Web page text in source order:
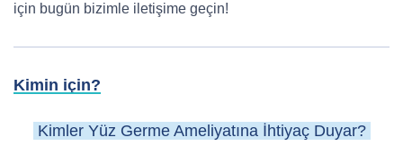
için bugün bizimle iletişime geçin!
Kimin için?
Kimler Yüz Germe Ameliyatına İhtiyaç Duyar?